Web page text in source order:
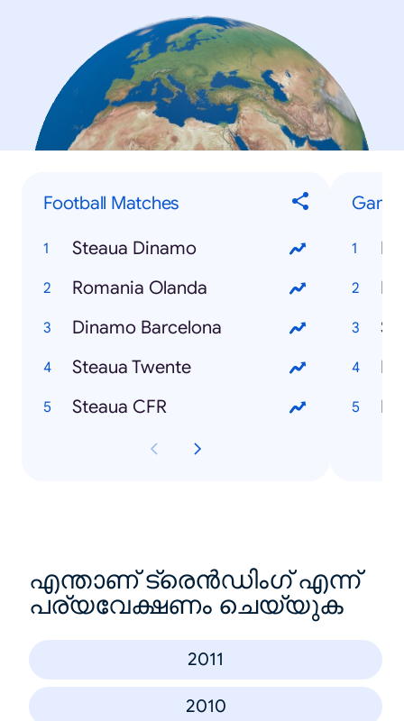
Football Matches
Steaua Dinamo
Romania Olanda
Dinamo Barcelona
Steaua Twente
Steaua CFR
എന്താണ് ട്രെൻഡിംഗ് എന്ന്
പര്യവേക്ഷണം ചെയ്യുക
2011
2010